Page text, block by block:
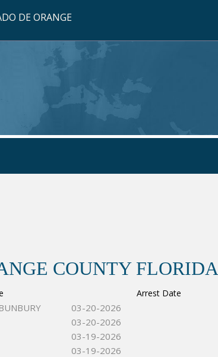
DE ORANGE
COUNTY FLORIDA
Arrest Date
03-20-2026
03-20-2026
03-19-2026
03-19-2026